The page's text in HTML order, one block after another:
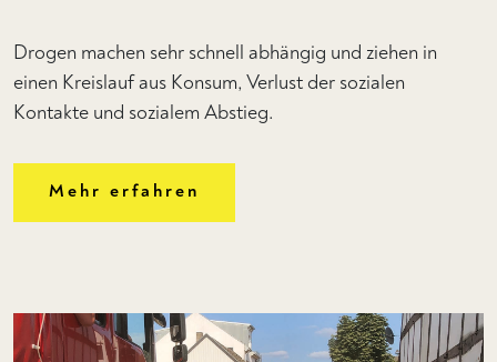
Drogen machen sehr schnell abhängig und ziehen in
einen Kreislauf aus Konsum, Verlust der sozialen
Kontakte und sozialem Abstieg.
Mehr erfahren